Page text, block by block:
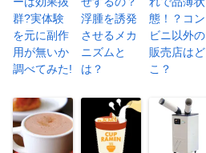
群?実体験
を元に副作
用が無いか
調べてみた!
浮腫を誘発
させるメカ
ニズムと
は？
態！？コン
ビニ以外の
販売店はど
こ？